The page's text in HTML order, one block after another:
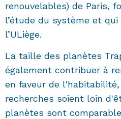
renouvelables) de Paris,
l’étude du système et
l’ULiège.
La taille des planètes
également contribuer à
en faveur de
recherches soient loin
planètes sont